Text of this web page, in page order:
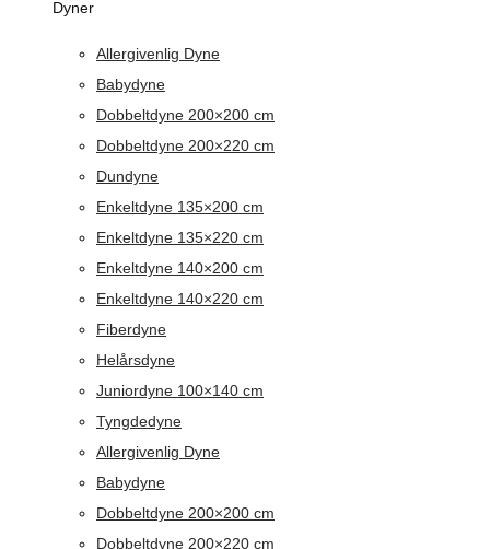
Dyner
Allergivenlig Dyne
Babydyne
Dobbeltdyne 200×200 cm
Dobbeltdyne 200×220 cm
Dundyne
Enkeltdyne 135×200 cm
Enkeltdyne 135×220 cm
Enkeltdyne 140×200 cm
Enkeltdyne 140×220 cm
Fiberdyne
Helårsdyne
Juniordyne 100×140 cm
Tyngdedyne
Allergivenlig Dyne
Babydyne
Dobbeltdyne 200×200 cm
Dobbeltdyne 200×220 cm